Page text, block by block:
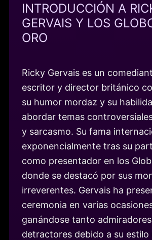
INTRODUCCIÓN A
GERVAIS Y LOS
ORO
Ricky Gervais es un
escritor y director británico
su humor mordaz y su
abordar temas
y sarcasmo. Su fama
exponencialmente tras su
como presentador en los
donde se destacó por sus
irreverentes. Gervais ha
ceremonia en varias
ganándose tanto
detractores debido a su estilo